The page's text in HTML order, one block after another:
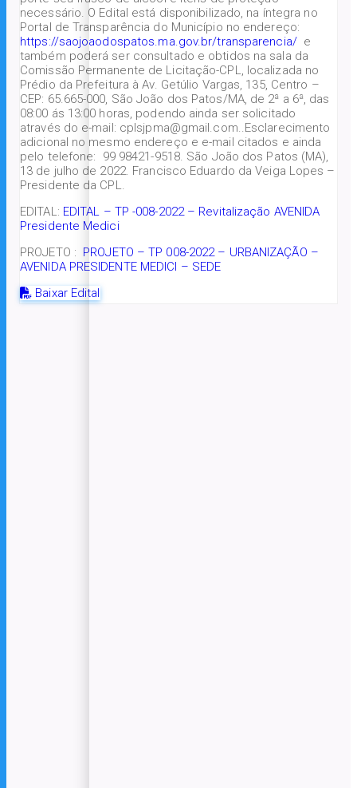
necessário. O Edital está disponibilizado, na íntegra no
Portal de Transparência do Município no endereço:
https://saojoaodospatos.ma.gov.br/transparencia/e
também poderá ser consultado e obtidos na sala da
Comissão Permanente de Licitação-CPL, localizada no
Prédio da Prefeitura à Av. Getúlio Vargas, 135, Centro –
CEP: 65.665-000, São João dos Patos/MA, de 2ª a 6ª, das
08:00 ás 13:00 horas, podendo ainda ser solicitado
através do e-mail: cplsjpma@gmail.com..Esclarecimento
adicional no mesmo endereço e e-mail citados e ainda
pelo telefone: 99 98421-9518. São João dos Patos (MA),
13 de julho de 2022. Francisco Eduardo da Veiga Lopes –
Presidente da CPL.
EDITAL: EDITAL – TP -008-2022 – Revitalização AVENIDA
Presidente Medici
PROJETO : PROJETO – TP 008-2022 – URBANIZAÇÃO –
AVENIDA PRESIDENTE MEDICI – SEDE
Baixar Edital